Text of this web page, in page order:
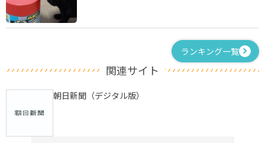
ランキング一覧
関連サイト
朝日新聞（デジタル版）